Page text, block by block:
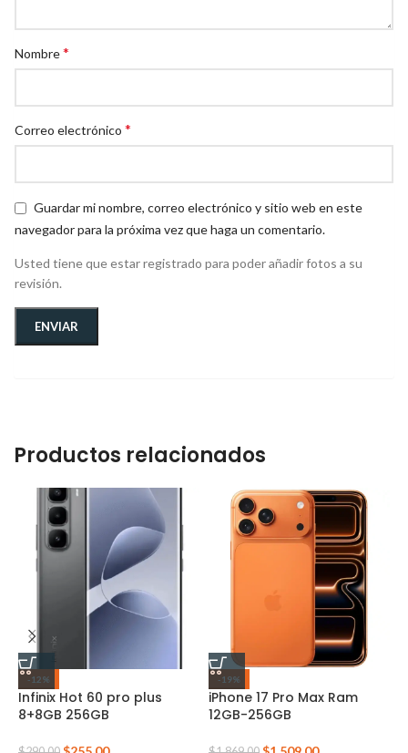
Nombre*
Correo electrónico *
Guardar mi nombre, correo electrónico y sitio web en este
navegador para la próxima vez que haga un comentario.
Usted tiene que estar registrado para poder añadir fotos a su
revisión.
Productos relacionados
-12%
Infinix Hot 60 pro plus
8+8GB 256GB
-19%
iPhone 17 Pro Max Ram
12GB-256GB